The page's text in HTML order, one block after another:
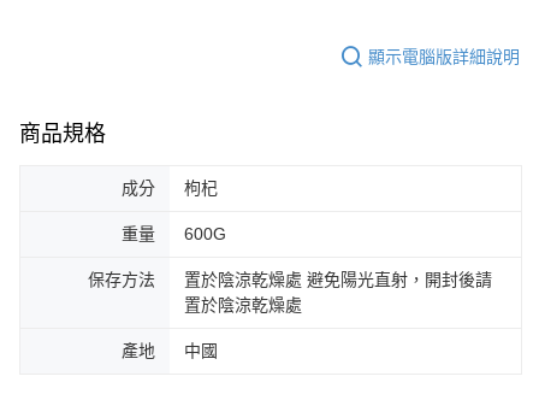
顯示電腦版詳細說明
商品規格
成分 枸杞
重量 600G
保存方法
置於陰涼乾燥處 避免陽光直射，開封後請
置於陰涼乾燥處
產地 中國